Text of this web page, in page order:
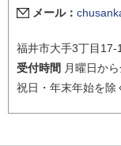
メール：
福井市大手3丁目17-
受付時間 月曜日か
祝日・年末年始を除